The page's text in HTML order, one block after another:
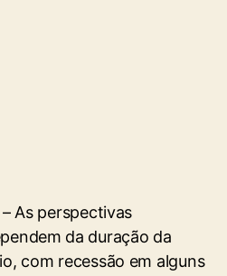
As perspectivas
⁠da duração da
com recessão em alguns